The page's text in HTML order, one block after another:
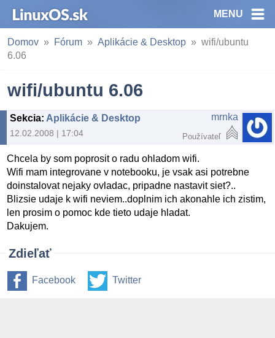
MENU
Domov Fórum Aplikácie & Desktop
wifi/ubuntu
6.06
wifi/ubuntu 6.06
Sekcia: Aplikácie & Desktop
12.02.2008 | 17:04
mrnka
Používateľ
Chcela by som poprosit o radu ohladom wifi.
Wifi mam integrovane v notebooku, je vsak asi potrebne
doinstalovat nejaky ovladac, pripadne nastavit siet?..
Blizsie udaje k wifi neviem..doplnim ich akonahle ich zistim,
len prosim o pomoc kde tieto udaje hladat.
Dakujem.
Zdieľať
Facebook Twitter